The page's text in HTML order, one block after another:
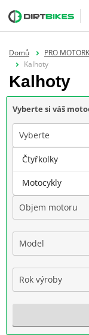
Domů PRO
Kalhoty
Kalhoty
Vyberte si váš
Vyberte
Značka
Objem motoru
Model
Rok výroby
Čtyřkolky
Motocykly